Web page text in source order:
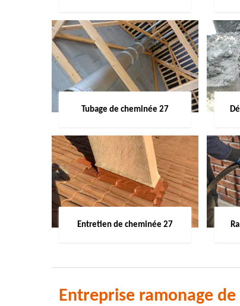
Tubage de cheminée 27
Entretien de cheminée 27
Entreprise ramonage